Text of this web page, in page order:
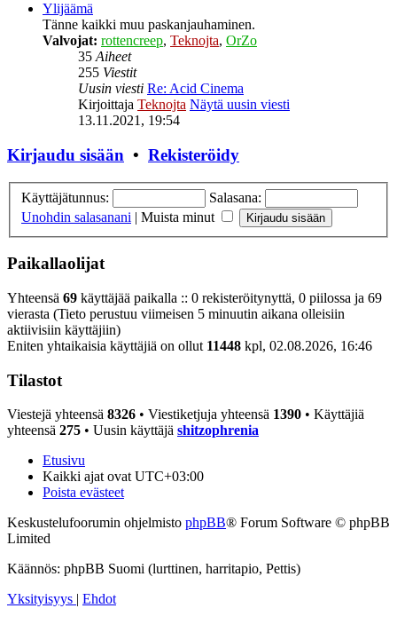
Ylijäämä
Tänne kaikki muu paskanjauhaminen.
Valvojat: rottencreep, Teknojta, OrZo
35Aiheet
255 Viestit
Uusin viesti Re: Acid Cinema
Kirjoittaja Teknojta Näytä uusin viesti
13.11.2021, 19:54
Kirjaudu sisään • Rekisteröidy
Käyttäjätunnus:
Salasana:
Unohdin salasanani | Muista minut
Paikallaolijat
Yhteensä 69 käyttäjää paikalla :: 0 rekisteröitynyttä, 0 piilossa ja 69
vierasta (Tieto perustuu viimeisen 5 minuutin aikana olleisiin
aktiivisiin käyttäjiin)
Eniten yhtaikaisia käyttäjiä on ollut 11448 kpl, 02.08.2026, 16:46
Tilastot
Viestejä yhteensä 8326 • Viestiketjuja yhteensä 1390 • Käyttäjiä
yhteensä 275 • Uusin käyttäjä shitzophrenia
Etusivu
Kaikki ajat ovat UTC+03:00
Poista evästeet
Keskustelufoorumin ohjelmisto phpBB® Forum Software © phpBB
Limited
Käännös: phpBB Suomi (lurttinen, harritapio, Pettis)
Yksityisyys | Ehdot